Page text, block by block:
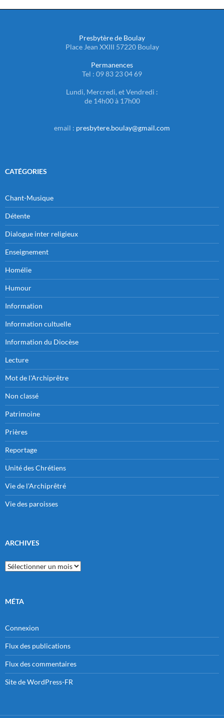
Presbytère de Boulay
Place Jean XXIII 57220 Boulay
Permanences
Tel : 09 83 23 04 69
Lundi, Mercredi, et Vendredi :
de 14h00 à 17h00
email : presbytere.boulay@gmail.com
CATÉGORIES
Chant-Musique
Détente
Dialogue inter religieux
Enseignement
Homélie
Humour
Information
Information cultuelle
Information du Diocèse
Lecture
Mot de l'Archiprêtre
Non classé
Patrimoine
Prières
Reportage
Unité des Chrétiens
Vie de l'Archiprêtré
Vie des paroisses
ARCHIVES
Archives
MÉTA
Connexion
Flux des publications
Flux des commentaires
Site de WordPress-FR